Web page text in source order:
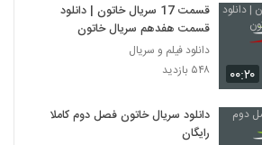
۰۰:۲۰
قسمت 17 سریال خاتون | دانلود
قسمت هفدهم سریال خاتون
دانلود فیلم و سریال
۵۴۸ بازدید
دانلود سریال خاتون فصل دوم کاملا
رایگان